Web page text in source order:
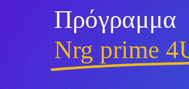
Πρόγραμμα
Νrg prime